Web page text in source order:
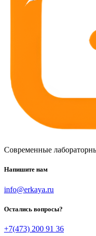
Современные
Напишите нам
info@erkaya.ru
Остались вопросы?
+7(473) 200 91 36